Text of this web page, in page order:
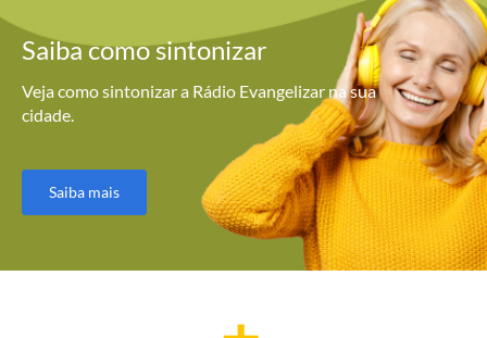
Saiba comosintonizar
Veja como sintonizar a Rádio Evangelizar na sua
cidade.
Saiba mais